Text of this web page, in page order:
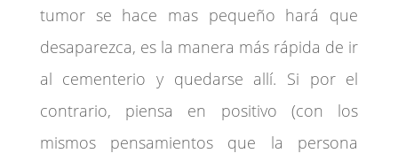
tumor se hace mas pequeño hará que
desaparezca, es la manera más rápida de ir
al cementerio y quedarse allí. Si por el
contrario, piensa en positivo (con los
mismos pensamientos que la persona